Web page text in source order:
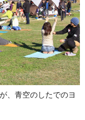
、青空のしたでのヨ